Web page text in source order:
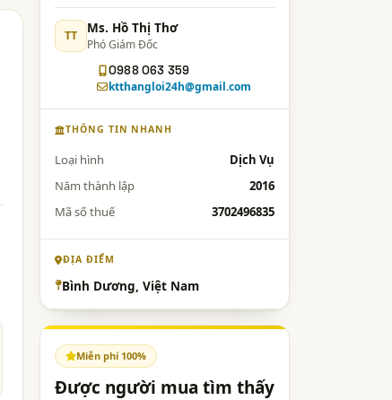
TT Ms. Hồ Thị Thơ
Phó Giám Đốc
0988 063 359
ktthangloi24h@gmail.com
THÔNG TIN NHANH
Loại hình
Dịch Vụ
Năm thành lập
2016
Mã số thuế
3702496835
ĐỊA ĐIỂM
Bình Dương, Việt Nam
Miễn phí 100%
Được người mua tìm thấy